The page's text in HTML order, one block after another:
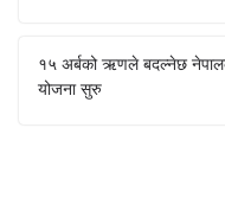
१५ अर्बको ऋणले बदल्नेछ
योजना सुरु